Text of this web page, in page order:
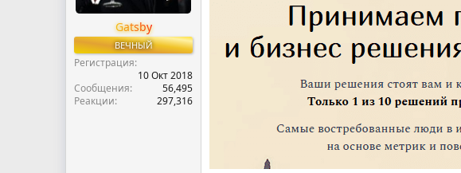
Gatsby
ВЕЧНЫЙ
Регистрация
10 Окт 2018
Сообщения
56,495
Реакции
297,316